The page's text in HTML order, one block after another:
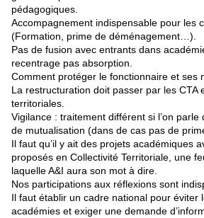
pédagogiques.
Accompagnement indispensable pour les
(Formation, prime de déménagement…).
Pas de fusion avec entrants dans
recentrage pas absorption.
Comment protéger le fonctionnaire et ses
La restructuration doit passer par les CTA
territoriales.
Vigilance : traitement différent si l’on
de mutualisation (dans de cas pas de
Il faut qu’il y ait des projets académiques
proposés en Collectivité Territoriale, une
laquelle A&I aura son mot à dire.
Nos participations aux réflexions sont
Il faut établir un cadre national pour éviter
académies et exiger une demande